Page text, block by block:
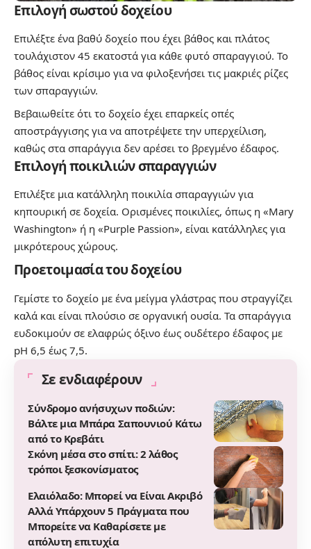
Επιλογή σωστού δοχείου
Επιλέξτε ένα βαθύ δοχείο που έχει βάθος και πλάτος
τουλάχιστον 45 εκατοστά για κάθε φυτό σπαραγγιού. Το
βάθος είναι κρίσιμο για να φιλοξενήσει τις μακριές ρίζες
των σπαραγγιών.
Βεβαιωθείτε ότι το δοχείο έχει επαρκείς οπές
αποστράγγισης για να αποτρέψετε την υπερχείλιση,
καθώς στα σπαράγγια δεν αρέσει το βρεγμένο έδαφος.
Επιλογή ποικιλιών σπαραγγιών
Επιλέξτε μια κατάλληλη ποικιλία σπαραγγιών για
κηπουρική σε δοχεία. Ορισμένες ποικιλίες, όπως η «Mary
Washington» ή η «Purple Passion», είναι κατάλληλες για
μικρότερους χώρους.
Προετοιμασία του δοχείου
Γεμίστε το δοχείο με ένα μείγμα γλάστρας που στραγγίζει
καλά και είναι πλούσιο σε οργανική ουσία. Τα σπαράγγια
ευδοκιμούν σε ελαφρώς όξινο έως ουδέτερο έδαφος με
pH 6,5 έως 7,5.
Σε ενδιαφέρουν
Σύνδρομο ανήσυχων ποδιών:
Βάλτε μια Μπάρα Σαπουνιού Κάτω
από το Κρεβάτι
Σκόνη μέσα στο σπίτι: 2 λάθος
τρόποι ξεσκονίσματος
Ελαιόλαδο: Μπορεί να Είναι Ακριβό
Αλλά Υπάρχουν 5 Πράγματα που
Μπορείτε να Καθαρίσετε με
απόλυτη επιτυχία